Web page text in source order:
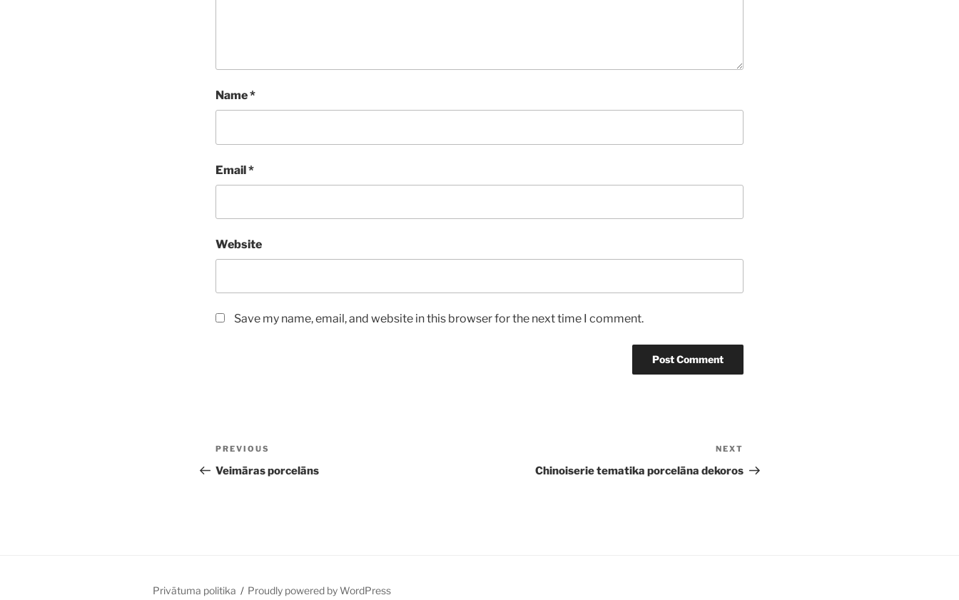
Name*
Email*
Website
Save my name, email, and website in this browser for the next time I comment.
Post
navigation
Previous
Post
PREVIOUS
Veimāras porcelāns
Post
NEXT
Chinoiserie tematika porcelāna dekoros
Privātuma politika Proudly powered by WordPress